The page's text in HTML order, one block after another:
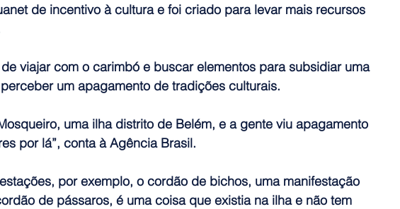
de incentivo à cultura e foi criado para levar mais recursos
viajar com o carimbó e buscar elementos para subsidiar uma
um apagamento de tradições culturais.
uma ilha distrito de Belém, e a gente viu apagamento
por lá”, conta à Agência Brasil.
por exemplo, o cordão de bichos, uma manifestação
de pássaros, é uma coisa que existia na ilha e não tem